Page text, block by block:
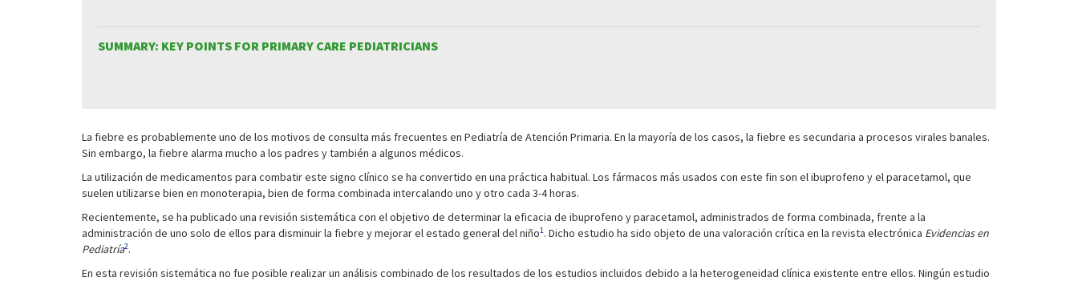
SUMMARY: KEY POINTS FOR PRIMARY CARE PEDIATRICIANS
La fiebre es probablemente uno de los motivos de consulta más frecuentes en Pediatría de Atención Primaria. En la mayoría de los casos, la fiebre es secundaria a procesos virales banales.
Sin embargo, la fiebre alarma mucho a los padres y también a algunos médicos.
La utilización de medicamentos para combatir este signo clínico se ha convertido en una práctica habitual. Los fármacos más usados con este fin son el ibuprofeno y el paracetamol, que
suelen utilizarse bien en monoterapia, bien de forma combinada intercalando uno y otro cada 3-4 horas.
Recientemente, se ha publicado una revisión sistemática con el objetivo de determinar la eficacia de ibuprofeno y paracetamol, administrados de forma combinada, frente a la
administración de uno solo de ellos para disminuir la fiebre y mejorar el estado general del niño1. Dicho estudio ha sido objeto de una valoración crítica en la revista electrónica Evidencias en
Pediatría2.
En esta revisión sistemática no fue posible realizar un análisis combinado de los resultados de los estudios incluidos debido a la heterogeneidad clínica existente entre ellos. Ningún estudio